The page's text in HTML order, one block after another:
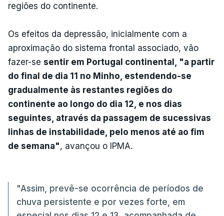
regiões do continente.
Os efeitos da depressão, inicialmente com a
aproximação do sistema frontal associado, vão
fazer-se sentir em Portugal continental, "a partir
do final de dia 11 no Minho, estendendo-se
gradualmente às restantes regiões do
continente ao longo do dia 12, e nos dias
seguintes, através da passagem de sucessivas
linhas de instabilidade, pelo menos até ao fim
de semana", avançou o IPMA.
"Assim, prevê-se ocorrência de períodos de
chuva persistente e por vezes forte, em